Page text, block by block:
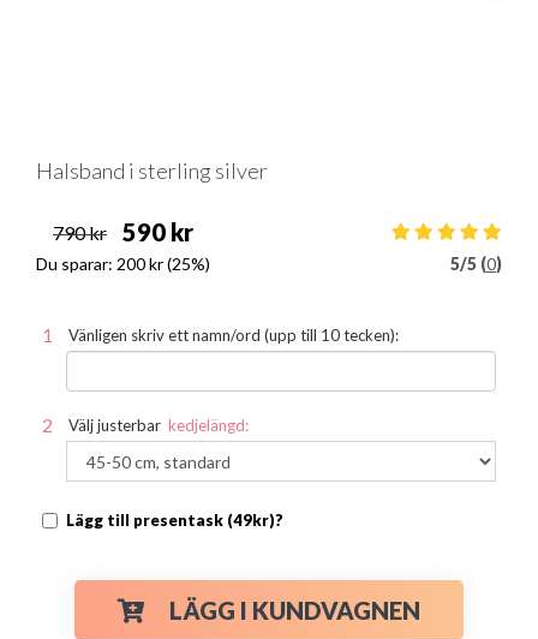
Halsband i sterling silver
790 kr 590 kr
Du sparar: 200 kr(25%) 5/5 (0)
Vänligen skriv ett namn/ord (upp till 10 tecken):
Välj justerbar kedjelängd:
Lägg till presentask (49kr)?
LÄGG I KUNDVAGNEN